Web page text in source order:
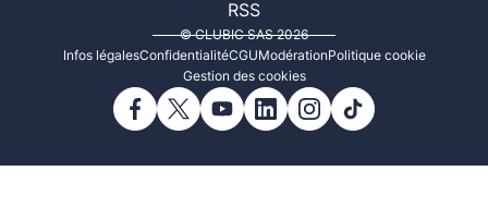
RSS
© CLUBIC SAS 2026
Infos légalesConfidentialitéCGUModérationPolitique cookie
Gestion des cookies